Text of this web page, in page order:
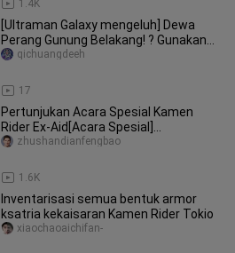
1.4K
[Ultraman Galaxy mengeluh] Dewa
Perang Gunung Belakang! ? Gunakan
dana yang paling sedikit untuk mem
17
qichuangdeeh
Pertunjukan Acara Spesial Kamen
Rider Ex-Aid[Acara Spesial]
[Pertunjukan Spesial] [DVDrip] [720p]
1.6K
zhushandianfengbao
Inventarisasi semua bentuk armor
ksatria kekaisaran Kamen Rider Tokio
xiaochaoaichifan-